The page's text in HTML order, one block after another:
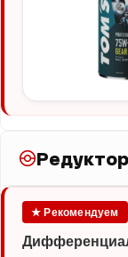
★ Рекомендуем